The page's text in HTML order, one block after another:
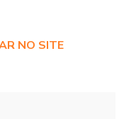
NO SITE